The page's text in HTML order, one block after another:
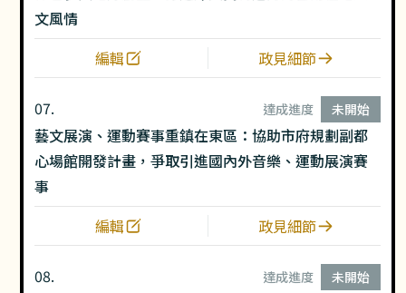
文風情
編輯
政見細節
07. 達成進度 未開始
藝文展演、運動賽事重鎮在東區：協助市府規劃副都
心場館開發計畫，爭取引進國內外音樂、運動展演賽
事
編輯
政見細節
08. 達成進度 未開始